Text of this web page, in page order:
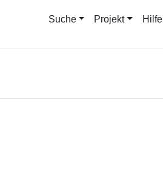
Suche Projekt Hilfe